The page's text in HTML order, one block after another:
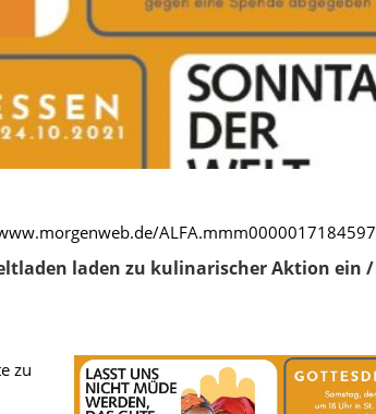
ALFA.mmm0000017184597
laden zu kulinarischer Aktion ein /
zu